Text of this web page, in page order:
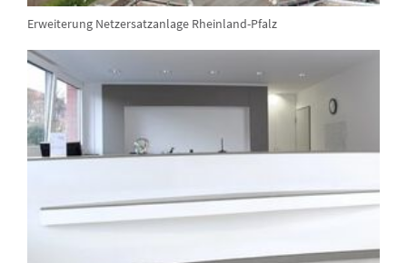
Erweiterung Netzersatzanlage Rheinland-Pfalz